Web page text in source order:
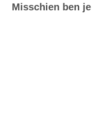
Misschien ben